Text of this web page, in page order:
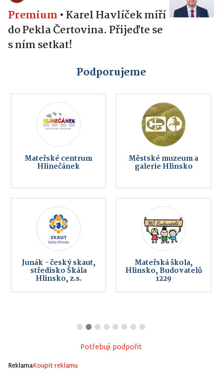
Premium • Karel Havlíček míří
do Pekla Čertovina. Přijeďte se
s ním setkat!
Podporujeme
Mateřské centrum
Hlinečánek
Městské muzeum a
galerie Hlinsko
Junák - český skaut,
středisko Skála
Hlinsko, z.s.
Mateřská škola,
Hlinsko, Budovatelů
1229
Potřebuji podpořit
ReklamaKoupit reklamu